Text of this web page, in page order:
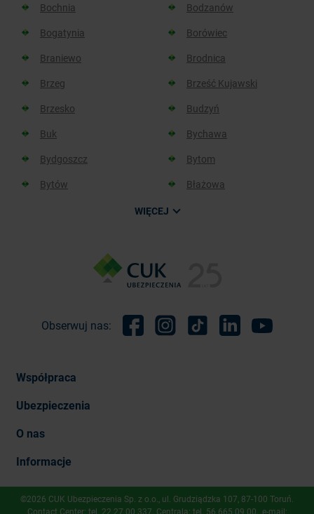
Bochnia
Bodzanów
Bogatynia
Borówiec
Braniewo
Brodnica
Brzeg
Brześć Kujawski
Brzesko
Budzyń
Buk
Bychawa
Bydgoszcz
Bytom
Bytów
Błażowa
WIĘCEJ
Obserwuj nas:
Współpraca
Ubezpieczenia
O nas
Informacje
©2026 CUK Ubezpieczenia Sp. z o.o., ​ul. Grudziądzka 107, 87-100 Toruń.
Contact Center: tel. 22 27 00 337 . Centrala: tel. 56 665 09 00 , e-mail: